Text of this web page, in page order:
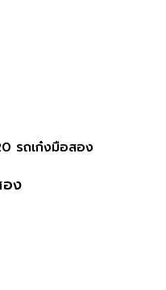
รถเก๋งมือสอง
ง